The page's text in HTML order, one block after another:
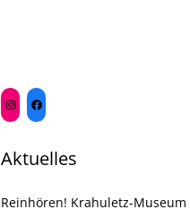
Aktuelles
Reinhören! Krahuletz-Museum